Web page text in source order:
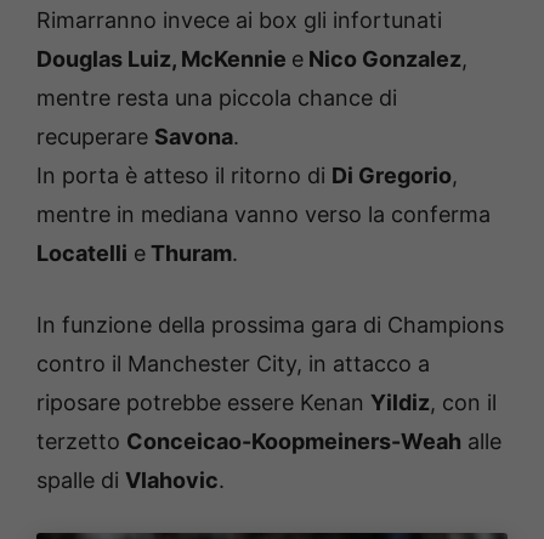
Rimarranno invece ai box gli infortunati
Douglas Luiz, McKennie e Nico Gonzalez,
mentre resta una piccola chance di
recuperare Savona.
In porta è atteso il ritorno di Di Gregorio,
mentre in mediana vanno verso la conferma
Locatelli eThuram.
In funzione della prossima gara di Champions
contro il Manchester City, in attacco a
riposare potrebbe essere Kenan Yildiz, con il
terzetto Conceicao-Koopmeiners-Weah alle
spalle di Vlahovic.